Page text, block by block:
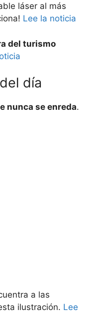
láser al más
Lee la noticia
del turismo
día
nunca se enreda.
a las
ilustración. Lee